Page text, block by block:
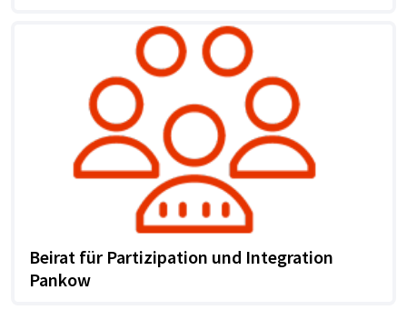
Beirat für Partizipation und Integration
Pankow